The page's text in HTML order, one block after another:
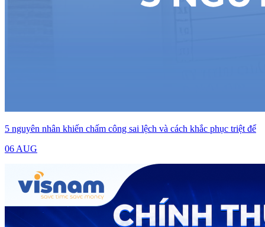
5 nguyên nhân khiến chấm công sai lệch và cách khắc phục triệt để
06 AUG